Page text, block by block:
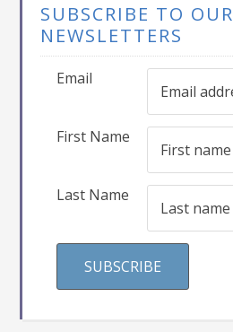
SUBSCRIBE TO
NEWSLETTERS
Email
First Name
Last Name